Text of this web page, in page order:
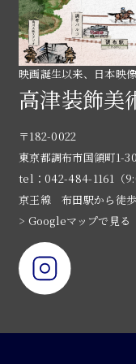
映画誕生以来、日本映
高津装飾美
〒182-0022
東京都調布市国領町1-
tel：042-484-1161（
京王線 布田駅から徒
> Googleマップで見る